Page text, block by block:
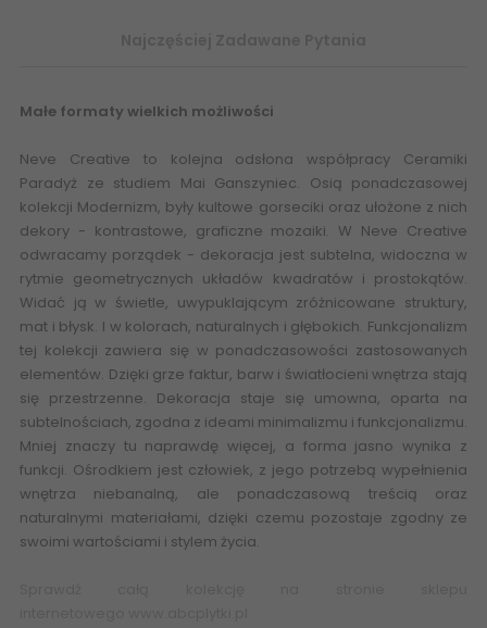
Małe formaty wielkich możliwości
Neve Creative to kolejna odsłona współpracy Ceramiki
Paradyż ze studiem Mai Ganszyniec. Osią ponadczasowej
kolekcji Modernizm, były kultowe gorseciki oraz ułożone z nich
dekory - kontrastowe, graficzne mozaiki. W Neve Creative
odwracamy porządek - dekoracja jest subtelna, widoczna w
rytmie geometrycznych układów kwadratów i prostokątów.
Widać ją w świetle, uwypuklającym zróżnicowane struktury,
mat i błysk. I w kolorach, naturalnych i głębokich. Funkcjonalizm
tej kolekcji zawiera się w ponadczasowości zastosowanych
elementów. Dzięki grze faktur, barw i światłocieni wnętrza stają
się przestrzenne. Dekoracja staje się umowna, oparta na
subtelnościach, zgodna z ideami minimalizmu i funkcjonalizmu.
Mniej znaczy tu naprawdę więcej, a forma jasno wynika z
funkcji. Ośrodkiem jest człowiek, z jego potrzebą wypełnienia
wnętrza niebanalną, ale ponadczasową treścią oraz
naturalnymi materiałami, dzięki czemu pozostaje zgodny ze
swoimi wartościami i stylem życia.